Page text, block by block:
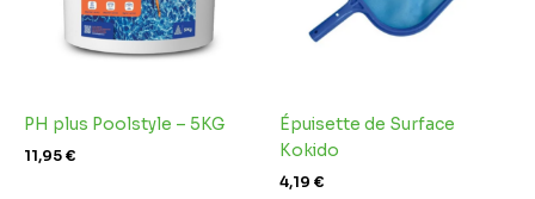
PH plus Poolstyle – 5KG
11,95€
Épuisette de Surface
Kokido
4,19 €